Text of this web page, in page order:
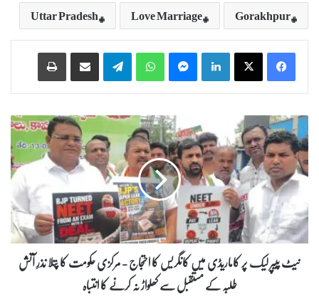
Gorakhpur
Love Marriage
Uttar Pradesh
LinkedIn
WhatsApp
Telegram
ن
ی
ٹ
پ
ی
پ
ر
ل
ی
ک
نیٹ پیپر لیک پر کاماریڈی میں کانگریس کا احتجاج - مرکزی حکومت کا پتلا نذرِ آتش
طلبہ کے مستقبل سے کھلواڑ نہ کرنے کا انتباہ